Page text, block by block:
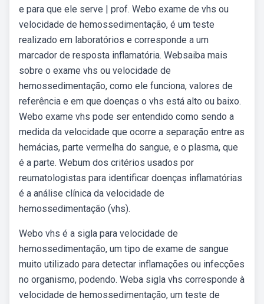
e para que ele serve | prof. Webo exame de vhs ou
velocidade de hemossedimentação, é um teste
realizado em laboratórios e corresponde a um
marcador de resposta inflamatória. Websaiba mais
sobre o exame vhs ou velocidade de
hemossedimentação, como ele funciona, valores de
referência e em que doenças o vhs está alto ou baixo.
Webo exame vhs pode ser entendido como sendo a
medida da velocidade que ocorre a separação entre as
hemácias, parte vermelha do sangue, e o plasma, que
é a parte. Webum dos critérios usados por
reumatologistas para identificar doenças inflamatórias
é a análise clínica da velocidade de
hemossedimentação (vhs).
Webo vhs é a sigla para velocidade de
hemossedimentação, um tipo de exame de sangue
muito utilizado para detectar inflamações ou infecções
no organismo, podendo. Weba sigla vhs corresponde à
velocidade de hemossedimentação, um teste de